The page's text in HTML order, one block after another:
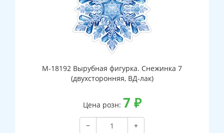
М-18192 Вырубная фигурка. Снежинка 7
(двухсторонняя, ВД-лак)
Цена розн: 7 ₽
−
+